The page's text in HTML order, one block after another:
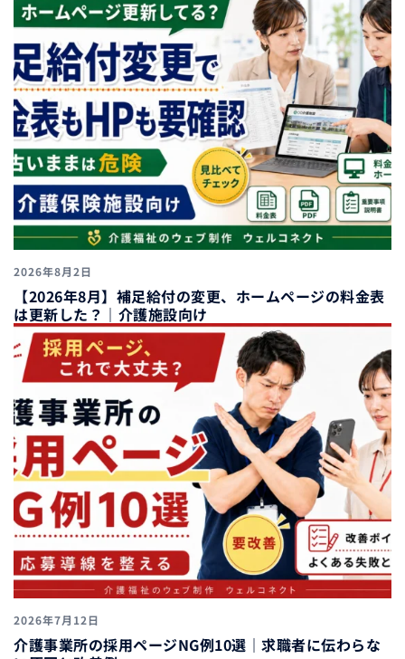
2026年8月2日
【2026年8月】補足給付の変更、ホームページの料金表
は更新した？｜介護施設向け
2026年7月12日
介護事業所の採用ページNG例10選｜求職者に伝わらな